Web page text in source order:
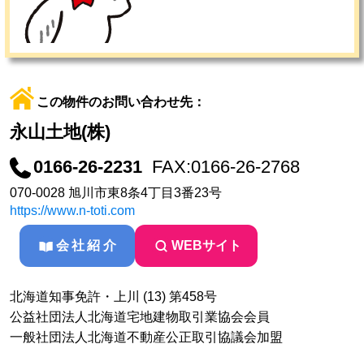
この物件のお問い合わせ先：
永山土地(株)
0166-26-2231 FAX:0166-26-2768
070-0028 旭川市東8条4丁目3番23号
https://www.n-toti.com
会社紹介 WEBサイト
北海道知事免許・上川 (13) 第458号
公益社団法人北海道宅地建物取引業協会会員
一般社団法人北海道不動産公正取引協議会加盟